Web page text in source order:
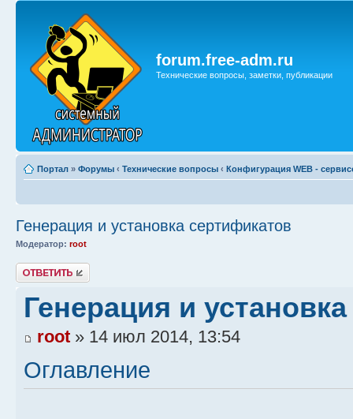
forum.free-adm.ru
Технические вопросы, заметки, публикации
Портал » Форумы ‹ Технические вопросы ‹ Конфигурация WEB -
Генерация и установка сертификатов
Модератор: root
Ответить
Генерация и
root » 14 июл 2014, 13:54
Оглавление